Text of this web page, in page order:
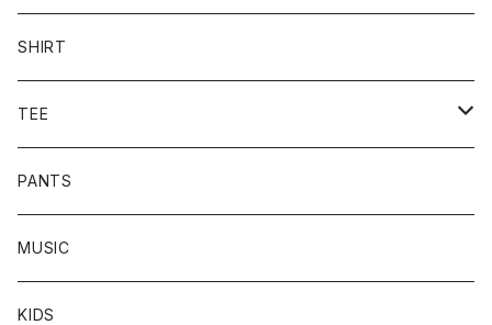
CREW
HOODIE
SHIRT
TEE
L/S TEE
S/S TEE
PANTS
MUSIC
KIDS